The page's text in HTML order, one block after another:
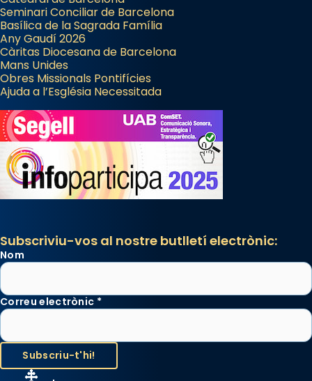
Seminari Conciliar de Barcelona
Basílica de la Sagrada Família
Any Gaudí 2026
Càritas Diocesana de Barcelona
Mans Unides
Obres Missionals Pontifícies
Ajuda a l’Església Necessitada
Subscriviu-vos al nostre butlletí electrònic:
Nom
Correu electrònic *